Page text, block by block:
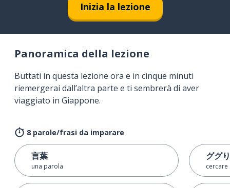
Inizia la lezione
Panoramica della lezione
Buttati in questa lezione ora e in cinque minuti
riemergerai dall’altra parte e ti sembrerà di aver
viaggiato in Giappone.
8 parole/frasi da imparare
言葉
una parola
ググ
cercare